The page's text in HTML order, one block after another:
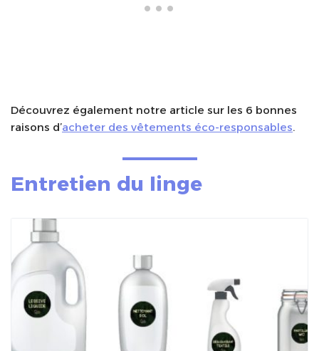
Découvrez également notre article sur les 6 bonnes
raisons d’acheter des vêtements éco-responsables.
Entretien du linge